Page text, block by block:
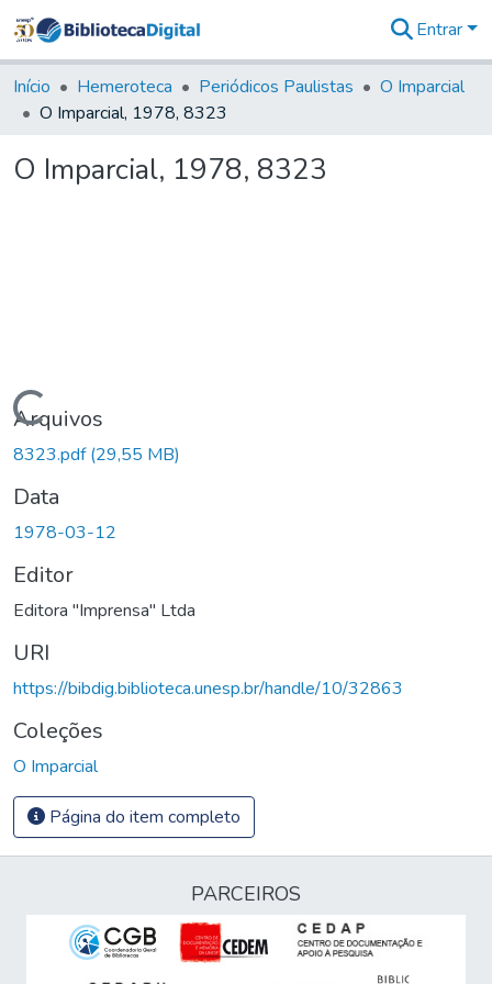
&
Coleções
Tudo na
Digital
Entrar
Início Hemeroteca Periódicos Paulistas
O Imparcial
O Imparcial, 1978, 8323
O Imparcial, 1978, 8323
Carregando...
Arquivos
8323.pdf(29,55 MB)
Data
1978-03-12
Editor
Editora "Imprensa" Ltda
URI
https://bibdig.biblioteca.unesp.br/handle/10/32863
Coleções
O Imparcial
Página do item completo
PARCEIROS